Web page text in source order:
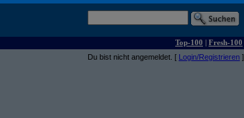
Top-100 | Fresh-100
Du bist nicht angemeldet. [ Login/Registrieren ]